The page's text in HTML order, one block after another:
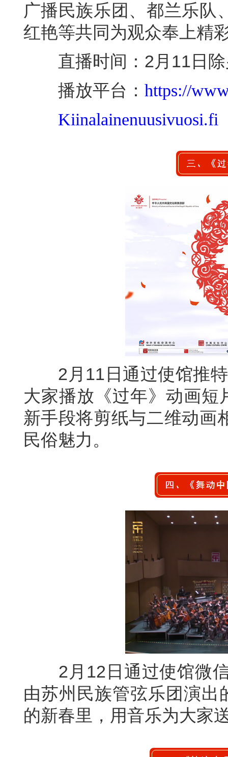
广播民族乐团、都兰乐队
红艳等共同为观众奉上精
直播时间：2月11日除
播放平台： https://
Kiinalainenuusivuosi.fi
2月11日通过使馆推特
大家播放《过年》动画短
新手段将剪纸与二维动画
民俗魅力。
2月12日通过使馆微
由苏州民族管弦乐团演出
的新春里，用音乐为大家